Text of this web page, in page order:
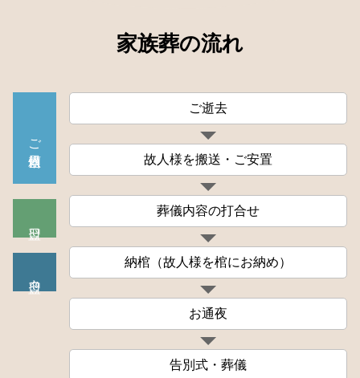
家族葬の流れ
ご依頼当日
ご逝去
故人様を搬送・ご安置
葬儀内容の打合せ
納棺（故人様を棺にお納め）
お通夜
告別式・葬儀